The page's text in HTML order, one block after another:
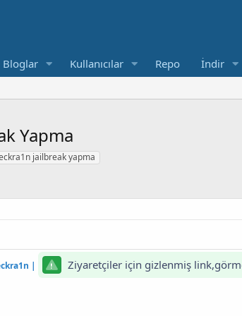
Bloglar Kullanıcılar Repo İndir
Yapma
jailbreak yapma
| Ziyaretçiler için gizlenmiş